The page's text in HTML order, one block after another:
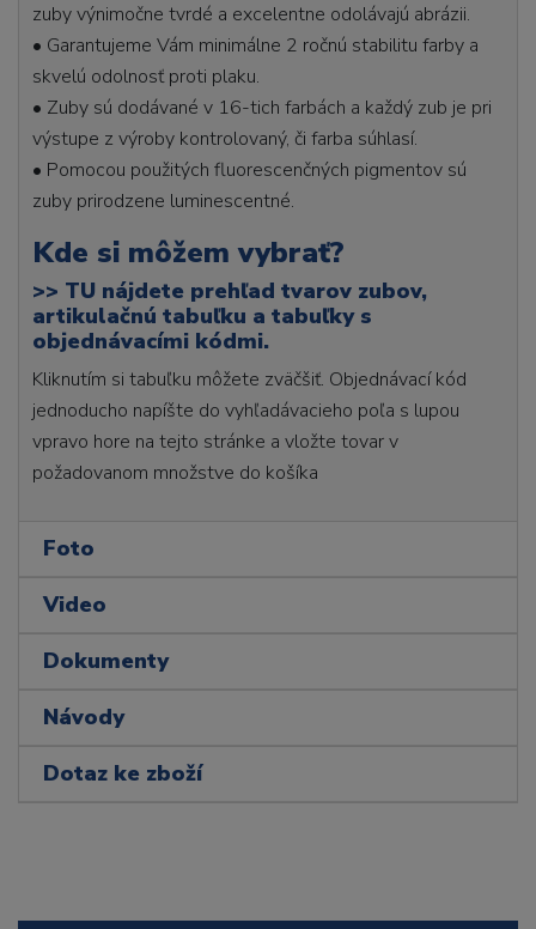
zuby výnimočne tvrdé a excelentne odolávajú abrázii.
• Garantujeme Vám minimálne 2 ročnú stabilitu farby a
skvelú odolnosť proti plaku.
• Zuby sú dodávané v 16-tich farbách a každý zub je pri
výstupe z výroby kontrolovaný, či farba súhlasí.
• Pomocou použitých fluorescenčných pigmentov sú
zuby prirodzene luminescentné.
Kde si môžem vybrať?
>> TU nájdete prehľad tvarov zubov,
artikulačnú tabuľku a tabuľky s
objednávacími kódmi.
Kliknutím si tabuľku môžete zväčšiť. Objednávací kód
jednoducho napíšte do vyhľadávacieho poľa s lupou
vpravo hore na tejto stránke a vložte tovar v
požadovanom množstve do košíka
Foto
Video
Dokumenty
Návody
Dotaz ke zboží